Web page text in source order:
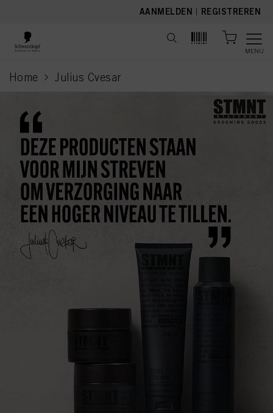
AANMELDEN | REGISTREREN
MENU
Home Julius Cvesar
current page